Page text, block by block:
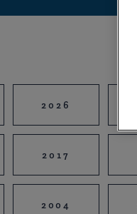
2026
2017
2004